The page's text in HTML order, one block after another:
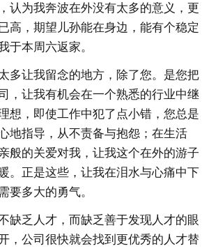
认为我奔波在外没有太多的意义，更
高，期望儿孙能在身边，能有个稳定
于本周六返家。
多让我留念的地方，除了您。是您把
，让我有机会在一个熟悉的行业中继
想，即使工作中犯了点小错，您总是
地指导，从不责备与抱怨；在生活
般的关爱对我，让我这个在外的游子
。正是这些，让我在泪水与心痛中下
要多大的勇气。
缺乏人才，而缺乏善于发现人才的眼
，公司很快就会找到更优秀的人才替